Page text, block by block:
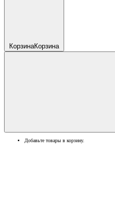
КорзинаКорзина
Добавьте товары в корзину.